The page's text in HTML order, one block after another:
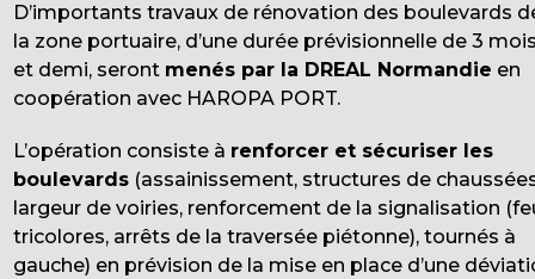
D’importants travaux de rénovation des boulevards
la zone portuaire, d’une durée prévisionnelle de 3
et demi, seront menés par la DREAL Normandie en
coopération avec HAROPA PORT.
L’opération consiste à renforcer et sécuriser les
boulevards (assainissement, structures de
largeur de voiries, renforcement de la signalisation
tricolores, arrêts de la traversée piétonne), tournés à
gauche) en prévision de la mise en place d’une